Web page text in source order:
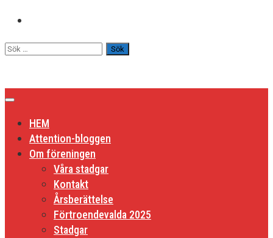
Hoppa
innehåll
Sök
HEM
Attention-bloggen
Om föreningen
Våra stadgar
Kontakt
Årsberättelse
Förtroendevalda 2025
Stadgar